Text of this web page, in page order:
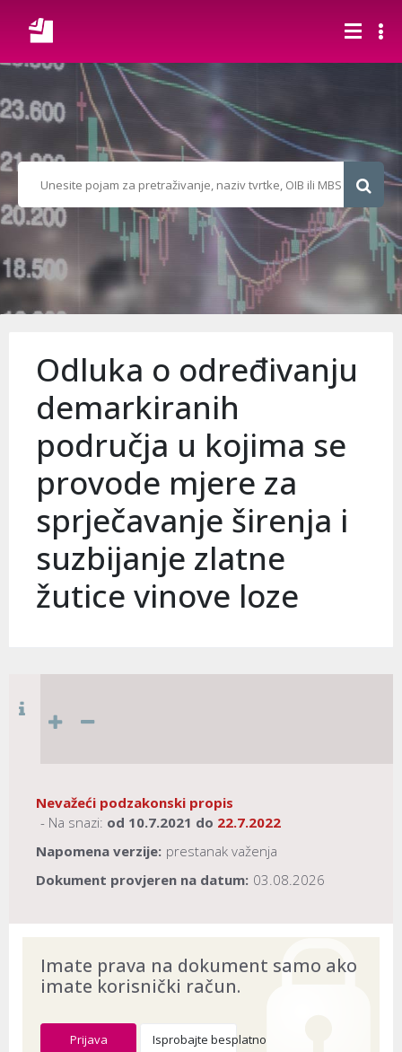
Odluka o određivanju
demarkiranih
područja u kojima se
provode mjere za
sprječavanje širenja i
suzbijanje zlatne
žutice vinove loze
Nevažeći podzakonski propis
- Na snazi: od 10.7.2021 do 22.7.2022
Napomena verzije: prestanak važenja
Dokument provjeren na datum: 03.08.2026
Imate prava na dokument samo ako
imate korisnički račun.
Prijava Isprobajte besplatno